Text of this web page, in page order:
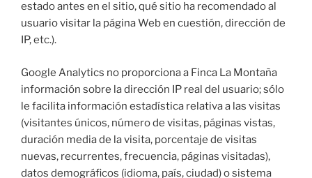
estado antes en el sitio, qué sitio ha recomendado al
usuario visitar la página Web en cuestión, dirección de
IP, etc.).
Google Analytics no proporciona a Finca La Montaña
información sobre la dirección IP real del usuario; sólo
le facilita información estadística relativa a las visitas
(visitantes únicos, número de visitas, páginas vistas,
duración media de la visita, porcentaje de visitas
nuevas, recurrentes, frecuencia, páginas visitadas),
datos demográficos (idioma, país, ciudad) o sistema